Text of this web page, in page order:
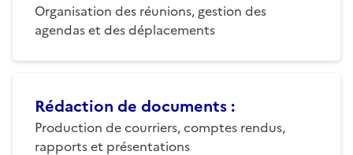
Organisation des réunions, gestion des
agendas et des déplacements
Rédaction de documents :
Production de courriers, comptes rendus,
rapports et présentations